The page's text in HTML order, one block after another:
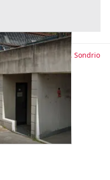
Immobili direzionali, Sondrio